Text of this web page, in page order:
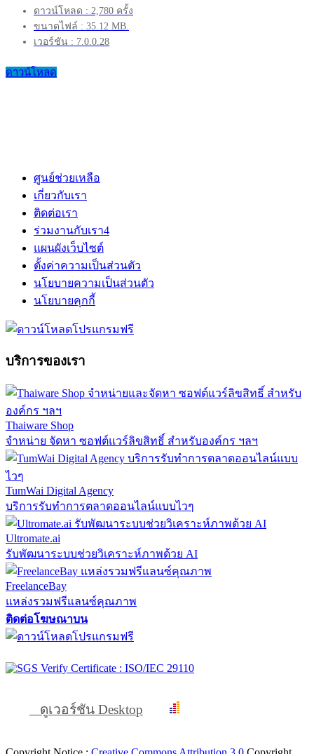
ดาวน์โหลด : 2,780 ครั้ง
ขนาดไฟล์ : 35.12 MB.
เวอร์ชัน : 7.0.0.28
ดาวน์โหลด
ศูนย์ช่วยเหลือ
เกี่ยวกับเรา
ติดต่อเรา
ร่วมงานกับเรา4
แผนผังเว็บไซต์
ตั้งค่าความเป็นส่วนตัว
นโยบายความเป็นส่วนตัว
นโยบายคุกกี้
บริการของเรา
Thaiware Shop
จำหน่าย จัดหา ซอฟต์แวร์ลิขสิทธิ์ สำหรับองค์กร ฯลฯ
TumWai Digital Agency
บริการรับทำการตลาดออนไลน์แบบไวๆ
Ultromate.ai
รับพัฒนาระบบช่วยวิเคราะห์ภาพด้วย AI
FreelanceBay
แหล่งรวมฟรีแลนซ์คุณภาพ
ติดต่อโฆษณาบน
ดูเวอร์ชัน Desktop